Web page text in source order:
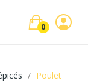
0
Poulet